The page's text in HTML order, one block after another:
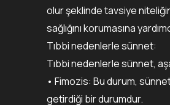
olur şeklinde tavsiye
sağlığını korumasına
Tıbbi nedenlerle sünnet:
Tıbbi nedenlerle sünnet,
• Fimozis: Bu durum,
getirdiği bir durumdur.